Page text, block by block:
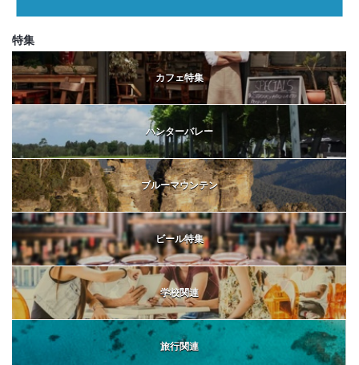
特集
カフェ特集
ハンターバレー
ブルーマウンテン
ビール特集
学校関連
旅行関連